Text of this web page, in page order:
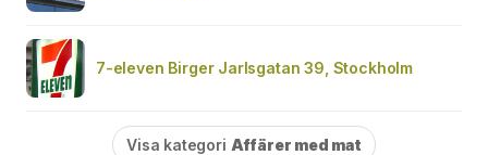
7-eleven Birger Jarlsgatan 39, Stockholm
Visa kategori Affärer med mat